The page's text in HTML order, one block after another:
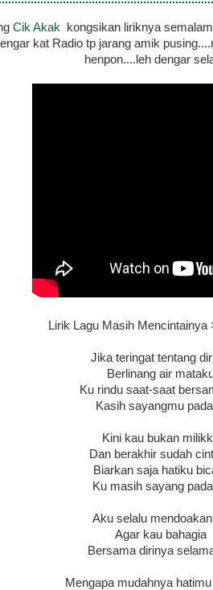
Cik Akak kongsikan liriknya
kat Radio tp jarang amik
henpon....leh dengar
Lirik Lagu Masih Mencintainya
Jika teringat tentang
Berlinang air
Ku rindu saat-saat
Kasih sayangmu
Kini kau bukan
Dan berakhir sudah
Biarkan saja hatiku
Ku masih sayang
Aku selalu
Agar kau bahagia
Bersama dirinya
Mengapa mudahnya